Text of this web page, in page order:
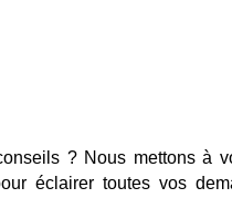
? Nous mettons à
éclairer toutes vos